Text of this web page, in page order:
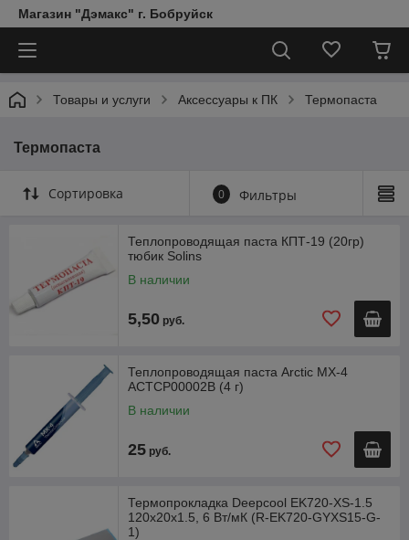
Магазин "Дэмакс" г. Бобруйск
Товары и услуги Аксессуары к ПК Термопаста
Термопаста
Сортировка 0 Фильтры
Теплопроводящая паста КПТ-19 (20гр)
тюбик Solins
В наличии
5,50 руб.
Теплопроводящая паста Arctic MX-4
ACTCP00002B (4 г)
В наличии
25 руб.
Термопрокладка Deepcool EK720-XS-1.5
120x20x1.5, 6 Вт/мК (R-EK720-GYXS15-G-
1)